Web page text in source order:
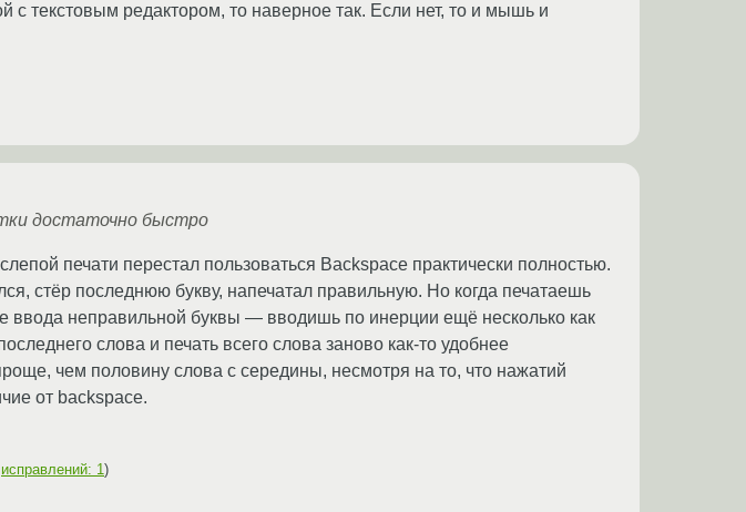
с текстовым редактором, то наверное так. Если нет, то и мышь и
достаточно быстро
печати перестал пользоваться Backspace практически полностью.
стёр последнюю букву, напечатал правильную. Но когда печатаешь
ввода неправильной буквы — вводишь по инерции ещё несколько как
слова и печать всего слова заново как-то удобнее
чем половину слова с середины, несмотря на то, что нажатий
от backspace.
исправлений: 1)